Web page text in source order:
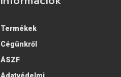
Termékek
Cégünkről
ÁSZF